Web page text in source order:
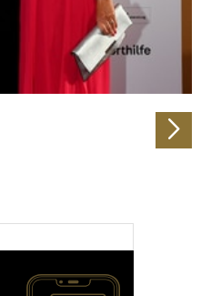
an unsere Partner für
weiter. Unsere
möglicherweise mit
Sie ihnen bereitgestellt